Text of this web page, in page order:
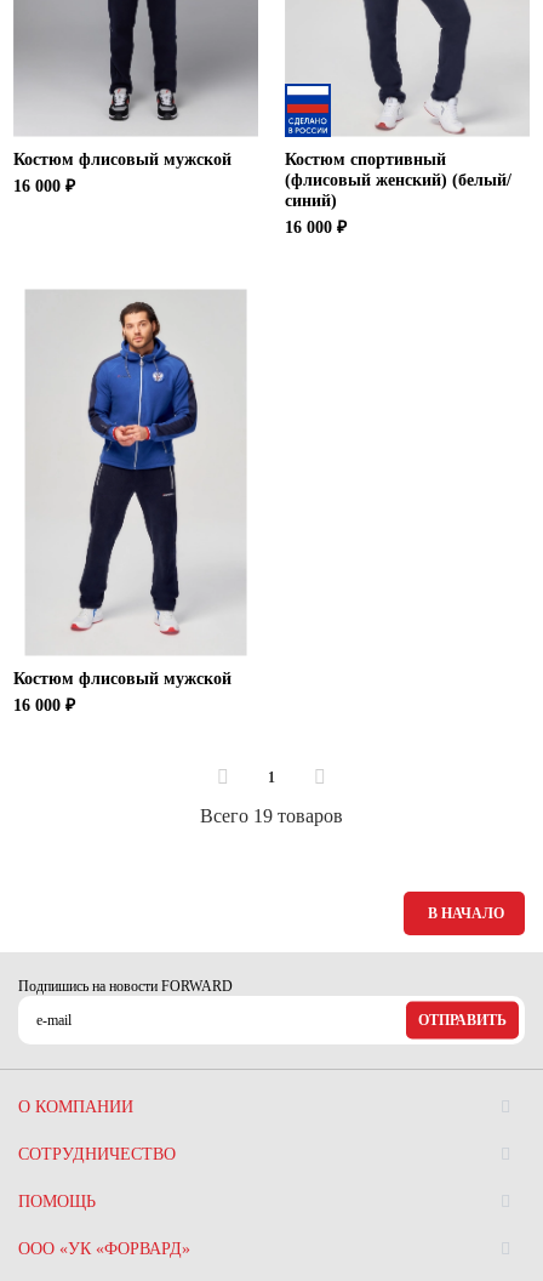
Костюм флисовый мужской
16 000 ₽
Костюм спортивный
(флисовый женский) (белый/
синий)
16 000 ₽
Костюм флисовый мужской
16 000 ₽
1
Всего 19 товаров
В НАЧАЛО
Подпишись на новости FORWARD
ОТПРАВИТЬ
О КОМПАНИИ
СОТРУДНИЧЕСТВО
ПОМОЩЬ
ООО «УК «ФОРВАРД»